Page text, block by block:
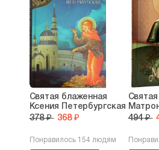
Святая блаженная
Ксения Петербургская
378 ₽ 368 ₽
Понравилось 154 людям
494 ₽